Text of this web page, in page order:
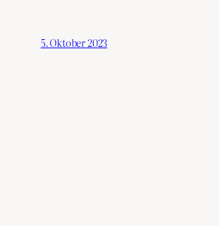
5. Oktober 2023